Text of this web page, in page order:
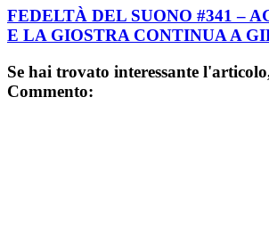
FEDELTÀ DEL SUONO #341 –
E LA GIOSTRA CONTINUA A
Se hai trovato interessante
Commento: